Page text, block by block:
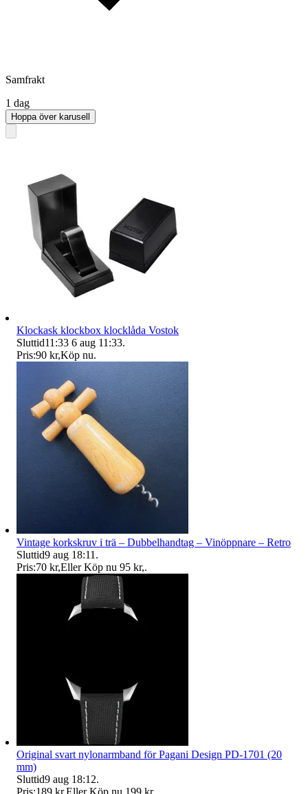
Samfrakt
1 dag
Hoppa över karusell
Klockask klockbox klocklåda Vostok
Sluttid11:33 6 aug 11:33.
Pris:90 kr,Köp nu.
Vintage korkskruv i trä – Dubbelhandtag – Vinöppnare – Retro
Sluttid9 aug 18:11 .
Pris:70 kr,Eller Köp nu 95 kr,.
Original svart nylonarmband för Pagani Design PD-1701 (20
mm)
Sluttid9 aug 18:12.
Pris:189 kr,Eller Köp nu 199 kr,.